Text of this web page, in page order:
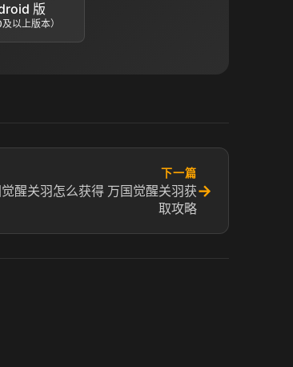
版
以上版本）
下一篇
醒关羽怎么获得 万国觉醒关羽获
取攻略
→